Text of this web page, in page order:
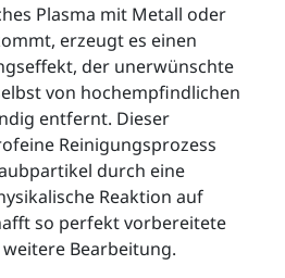
Plasma mit Metall oder
erzeugt es einen
der unerwünschte
von hochempfindlichen
entfernt. Dieser
Reinigungsprozess
durch eine
Reaktion auf
so perfekt vorbereitete
Bearbeitung.